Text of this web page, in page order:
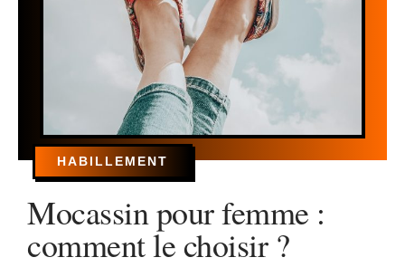
HABILLEMENT
Mocassin pour femme :
comment le choisir ?